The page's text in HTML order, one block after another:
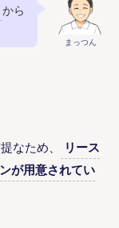
まっつん
から
なため、
リース
が用意されてい